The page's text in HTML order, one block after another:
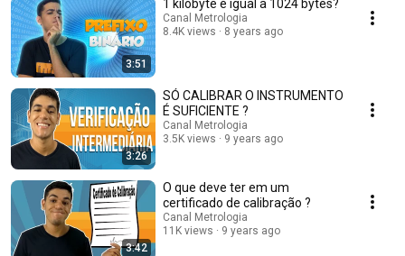
3:51
1 kilobyte é igual a 1024 bytes?
Canal Metrologia
8.4K views
8 years ago
3:26
SÓ CALIBRAR O INSTRUMENTO
É SUFICIENTE ?
Canal Metrologia
3.5K views
9 years ago
3:42
O que deve ter em um
certificado de calibração ?
Canal Metrologia
11K views
9 years ago